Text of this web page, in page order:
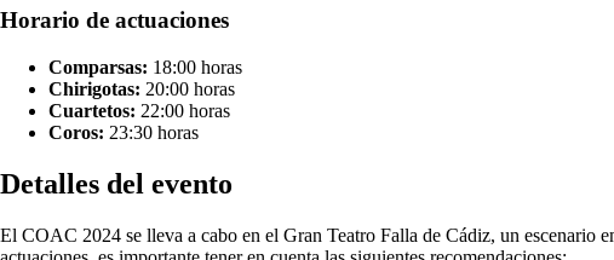
Horario de actuaciones
Comparsas: 18:00 horas
Chirigotas: 20:00 horas
Cuartetos: 22:00 horas
Coros: 23:30 horas
Detalles del evento
El COAC 2024 se lleva a cabo en el Gran Teatro Falla de Cádiz, un escenario